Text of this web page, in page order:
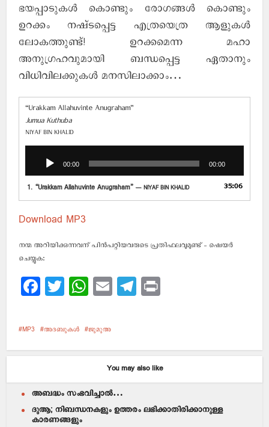
ഭയപ്പാടുകൾ കൊണ്ടും രോഗങ്ങൾ കൊണ്ടും
ഉറക്കം നഷ്ടപ്പെട്ട എത്രയെത്ര ആളുകൾ
ലോകത്തുണ്ട്! ഉറക്കമെന്ന മഹാ
അനുഗ്രഹവുമായി ബന്ധപ്പെട്ട ഏതാനും
വിധിവിലക്കുകൾ മനസിലാക്കാം…
“Urakkam Allahuvinte Anugraham”
Jumua Kuthuba
NIYAF BIN KHALID
00:00 00:00
1. “Urakkam Allahuvinte Anugraham” — NIYAF BIN KHALID 35:06
Download MP3
നന്മ അറിയിക്കുന്നവന് പിന്‍പറ്റിയവരുടെ പ്രതിഫലവുമുണ്ട് - ഷെയര്‍
ചെയ്യുക:
Facebook
TwitterWhatsApp
EmailTelegram
MP3 അദബുകൾ ജുമുഅ
You may also like
അബദ്ധം സംഭവിച്ചാൽ…
ദുആ; നിബന്ധനകളും ഉത്തരം ലഭിക്കാതിരിക്കാനുള്ള
കാരണങ്ങളും